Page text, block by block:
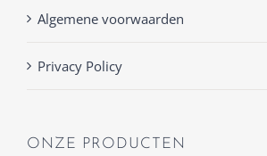
Algemene voorwaarden
Privacy Policy
ONZE PRODUCTEN